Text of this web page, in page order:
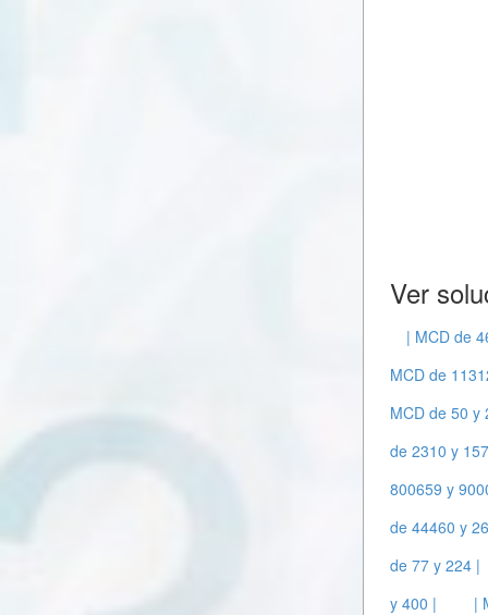
Ver
| MCD de
MCD de
MCD de 50 y
de 2310 y
800659 y
de 44460 y
de 77 y 224 |
y 400 |
|